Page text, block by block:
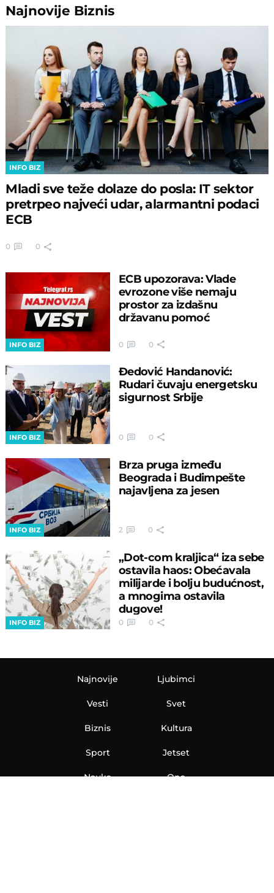
Najnovije Biznis
INFO BIZ
Mladi sve teže dolaze do posla: IT sektor
pretrpeo najveći udar, alarmantni podaci
ECB
0 0
INFO BIZ
ECB upozorava: Vlade
evrozone više nemaju
prostor za izdašnu
državanu pomoć
0 0
INFO BIZ
Đedović Handanović:
Rudari čuvaju energetsku
sigurnost Srbije
0 0
INFO BIZ
Brza pruga između
Beograda i Budimpešte
najavljena za jesen
2 0
INFO BIZ
„Dot-com kraljica“ iza sebe
ostavila haos: Obećavala
milijarde i bolju budućnost,
a mnogima ostavila
dugove!
0 0
Najnovije
Vesti
Biznis
Sport
Nauka
Ljubimci
Svet
Kultura
Jetset
Ona